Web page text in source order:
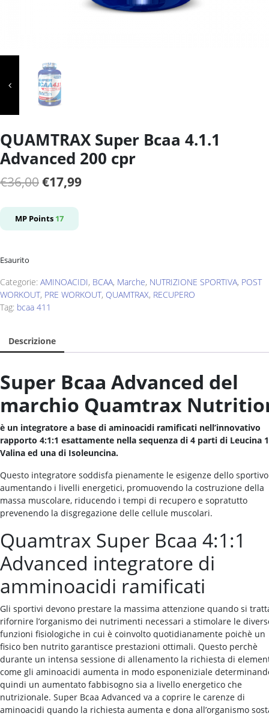
QUAMTRAX Super Bcaa 4.1.1
Advanced 200 cpr
€36,00Il
originale
€17,99Il
MP Points 17
Esaurito
Categorie: AMINOACIDI, BCAA, Marche, NUTRIZIONE SPORTIVA, POST
WORKOUT, PRE WORKOUT, QUAMTRAX, RECUPERO
Tag: bcaa 411
Descrizione
Super Bcaa Advanced del
marchio Quamtrax
è un integratore a base di aminoacidi ramificati nell’innovativo
rapporto 4:1:1 esattamente nella sequenza di 4 parti di Leucina
Valina ed una di Isoleuncina.
Questo integratore soddisfa pienamente le esigenze dello sportivo
aumentando i livelli energetici, promuovendo la costruzione della
massa muscolare, riducendo i tempi di recupero e sopratutto
prevenendo la disgregazione delle cellule muscolari.
Quamtrax Super Bcaa 4:1:1
Advanced integratore di
amminoacidi ramificati
Gli sportivi devono prestare la massima attenzione quando si
rifornire l’organismo dei nutrimenti necessari a stimolare le
funzioni fisiologiche in cui è coinvolto quotidianamente poichè un
fisico ben nutrito garantisce prestazioni ottimali. Questo perchè
durante un intensa sessione di allenamento la richiesta di
come gli aminoacidi aumenta in modo esponeniziale
quindi un aumentato fabbisogno sia a livello energetico che
nutrizionale. Super Bcaa Advanced va a coprire le carenze di
aminoacidi quando la richiesta aumenta e dona all’organismo